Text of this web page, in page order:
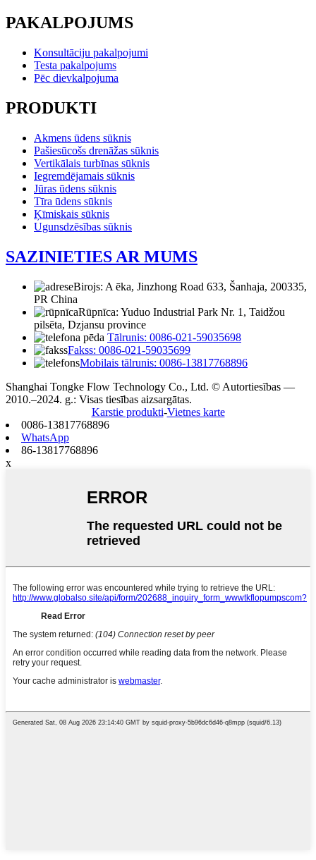
PAKALPOJUMS
Konsultāciju pakalpojumi
Testa pakalpojums
Pēc dievkalpojuma
PRODUKTI
Akmens ūdens sūknis
Pašiesūcošs drenāžas sūknis
Vertikālais turbīnas sūknis
Iegremdējamais sūknis
Jūras ūdens sūknis
Tīra ūdens sūknis
Ķīmiskais sūknis
Ugunsdzēsības sūknis
SAZINIETIES AR MUMS
Birojs: A ēka, Jinzhong Road 633, Šanhaja, 200335,
PR China
Rūpnīca: Yuduo Industrial Park Nr. 1, Taidžou
pilsēta, Dzjansu province
Tālrunis: 0086-021-59035698
Fakss: 0086-021-59035699
Mobilais tālrunis: 0086-13817768896
Shanghai Tongke Flow Technology Co., Ltd. © Autortiesības —
2010.–2024. g.: Visas tiesības aizsargātas.
Karstie produkti-Vietnes karte
0086-13817768896
WhatsApp
86-13817768896
x